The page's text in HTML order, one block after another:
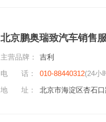
北京鹏奥瑞致汽车销售
主营品牌：
吉利
电 话：
010-88440312(24小
地 址：
北京市海淀区杏石